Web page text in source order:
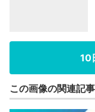
10
この画像の関連記事